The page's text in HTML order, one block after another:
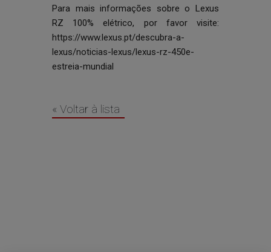
Para mais informações sobre o Lexus
RZ 100% elétrico, por favor visite:
https://www.lexus.pt/descubra-a-
lexus/noticias-lexus/lexus-rz-450e-
estreia-mundial
« Voltar à lista